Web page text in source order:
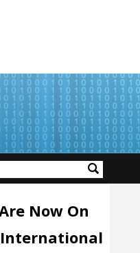
Now On
International